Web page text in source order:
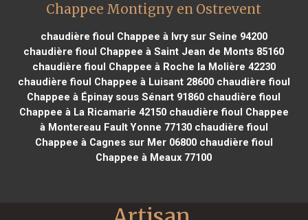
Chappee Montigny en Ostrevent
chaudière fioul Chappee à Ivry sur Seine 94200
chaudière fioul Chappee à Saint Jean de Monts 85160
chaudière fioul Chappee à Roche la Molière 42230
chaudière fioul Chappee à Luisant 28600chaudière fioul
Chappee à Épinay sous Sénart 91860 chaudière fioul
Chappee à La Ricamarie 42150chaudière fioul Chappee
à Montereau Fault Yonne 77130chaudière fioul
Chappee à Cagnes sur Mer 06800chaudière fioul
Chappee à Meaux 77100